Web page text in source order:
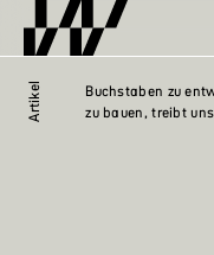
Artikel
Buchstaben zu
zu bauen, treibt